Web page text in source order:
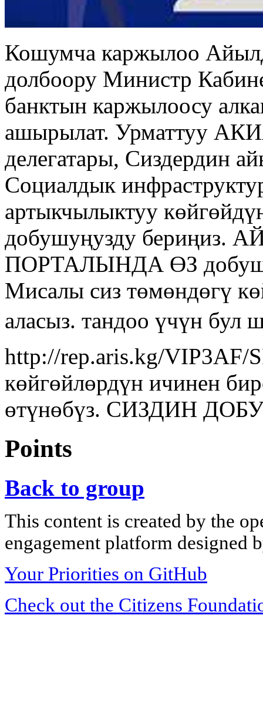
Кошумча каржылоо
долбоору Министр
банктын каржылоосу
ашырылат. Урматтуу
делегатары, Сиздердин
Социалдык
артыкчылыктуу
добушуңузду
ПОРТАЛЫНДА ӨЗ
Мисалы сиз төмөндөгү
аласыз. тандоо үчүн бул
http://rep.aris.kg/VIP3AF/
көйгөйлөрдүн ичинен
өтүнөбүз. СИЗДИН
Points
Back to group
This content is created by the
engagement platform designed
Your Priorities on GitHub
Check out the Citizens